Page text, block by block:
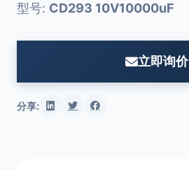
型号: CD293 10V10000uF
立即询价
分享: